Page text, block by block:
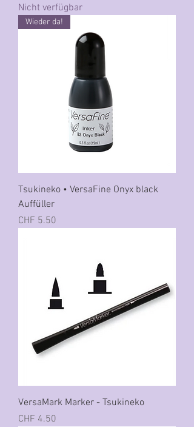
Nicht verfügbar
Wieder da!
Tsukineko • VersaFine Onyx black
Auffüller
Preis
CHF 5.50
VersaMark Marker - Tsukineko
Preis
CHF 4.50